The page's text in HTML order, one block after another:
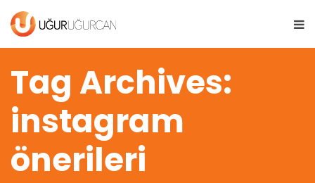
Tag Archives:
instagram
önerileri